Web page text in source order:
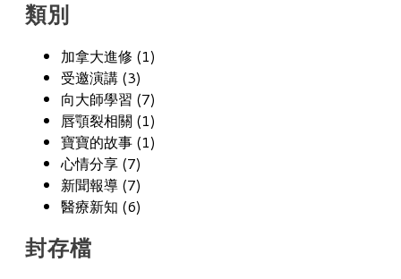
類別
加拿大進修 (1)
受邀演講 (3)
向大師學習 (7)
唇顎裂相關 (1)
寶寶的故事 (1)
心情分享 (7)
新聞報導 (7)
醫療新知 (6)
封存檔